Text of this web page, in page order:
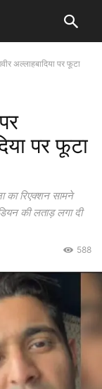
अल्लाहबादिया पर फूटा
पर फूटा
रिएक्शन सामने
की लताड़ लगा दी
588